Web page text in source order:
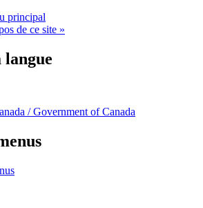
principal
de ce site »
langue
/Government of Canada